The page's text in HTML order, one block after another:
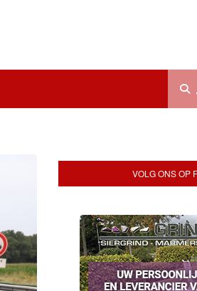
VOLG ONS OP